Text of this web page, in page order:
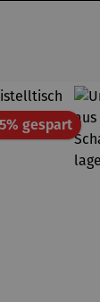
gespart